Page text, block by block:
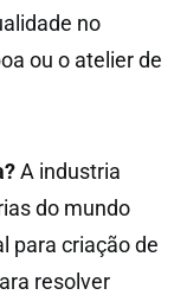
no
ou o atelier de
A industria
do mundo
para criação de
resolver